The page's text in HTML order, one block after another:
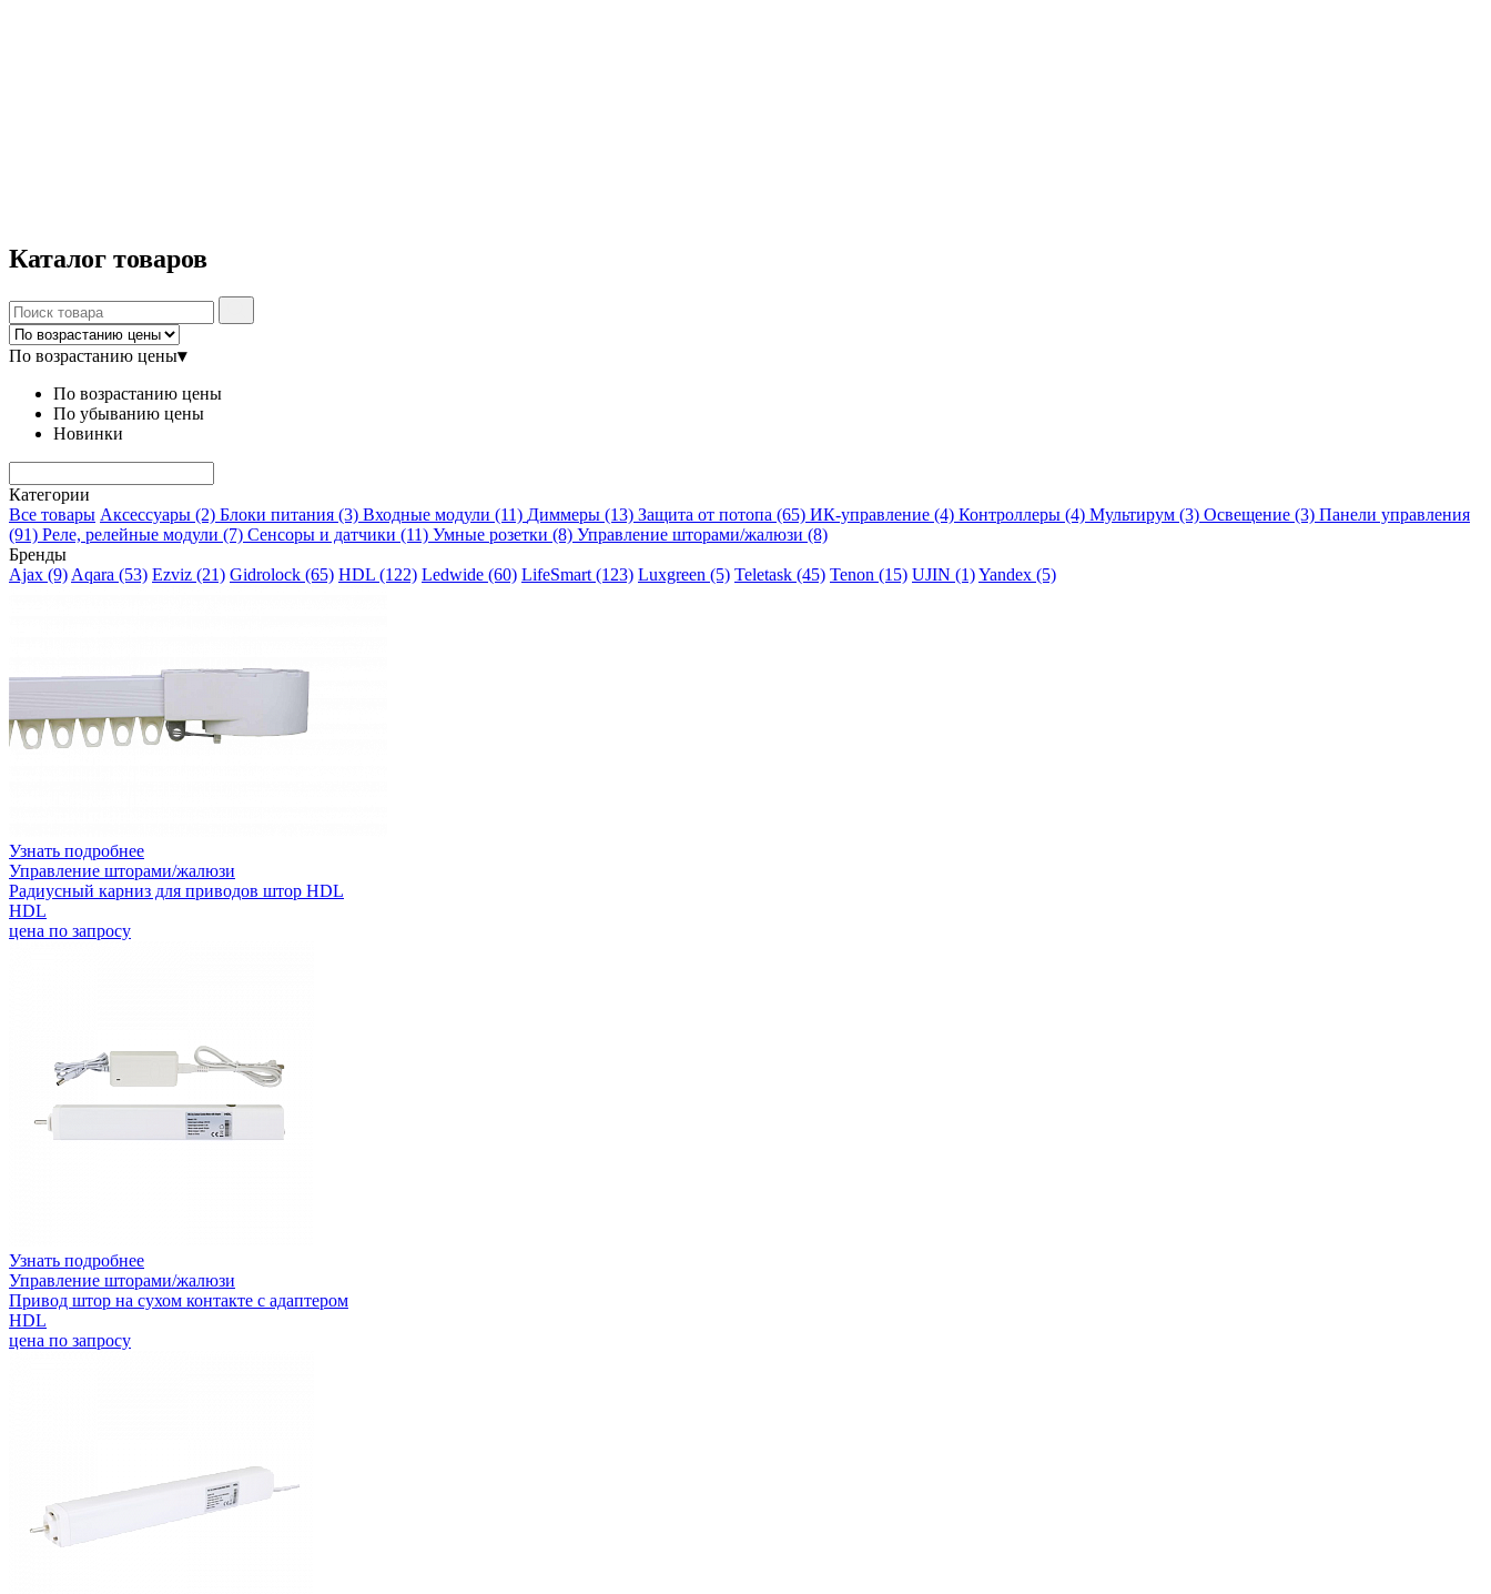
Каталог товаров
По возрастанию цены▾
По возрастанию цены
По убыванию цены
Новинки
Категории
Все товары Аксессуары (2) Блоки питания (3) Входные модули (11) Диммеры (13) Защита от потопа (65) ИК-управление (4) Контроллеры (4) Мультирум (3) Освещение (3) Панели управления
(91) Реле, релейные модули (7) Сенсоры и датчики (11) Умные розетки (8) Управление шторами/жалюзи (8)
Бренды
Ajax (9) Aqara (53) Ezviz (21) Gidrolock (65) HDL (122) Ledwide (60) LifeSmart (123) Luxgreen (5) Teletask (45) Tenon (15) UJIN (1)Yandex (5)
Узнать подробнее
Управление шторами/жалюзи
Радиусный карниз для приводов штор HDL
HDL
цена по запросу
Узнать подробнее
Управление шторами/жалюзи
Привод штор на сухом контакте с адаптером
HDL
цена по запросу